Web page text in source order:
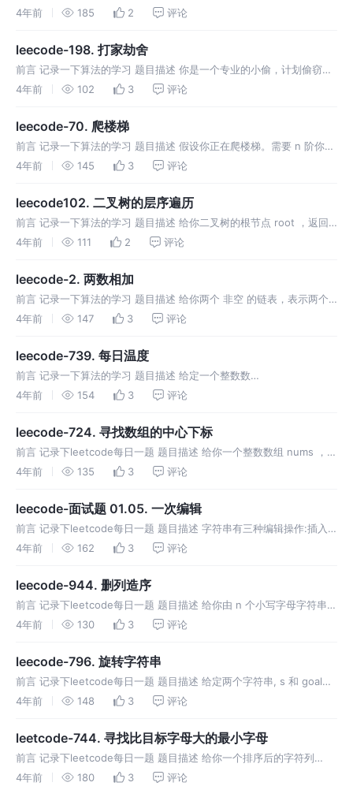
三明治，分别用数字 0 和 1 表示。所有学生站在一个队列里，每个学生
4年前 185 2 评论
leecode-198. 打家劫舍
前言 记录一下算法的学习 题目描述 你是一个专业的小偷，计划偷窃沿
街的房屋。每间房内都藏有一定的现金，影响你偷窃的唯一制约因素就
上被小偷闯
4年前 102 3 评论
leecode-70. 爬楼梯
前言 记录一下算法的学习 题目描述 假设你正在爬楼梯。需要 n 阶你才
能到达楼顶。 每次你可以爬 1 或 2 个台阶。你有多少种不同的方法可
4年前 145 3 评论
leecode102. 二叉树的层序遍历
前言 记录一下算法的学习 题目描述 给你二叉树的根节点 root ，返回
其节点值的 层序遍历 。 （即逐层地，从左到右访问所有节点）。 示例
4年前 111 2 评论
leecode-2. 两数相加
前言 记录一下算法的学习 题目描述 给你两个 非空 的链表，表示两个
非负的整数。它们每位数字都是按照 逆序 的方式存储的，并且每个节
示
4年前 147 3 评论
leecode-739. 每日温度
前言 记录一下算法的学习 题目描述 给定一个整数数
组 temperatures ，表示每天的温度，返回一个数组 answer ，其
4年前 154 3 评论
leecode-724. 寻找数组的中心下标
前言 记录下leetcode每日一题 题目描述 给你一个整数数组 nums ，请
计算数组的 中心下标 。 数组 中心下标 是数组的一个下标，其左侧所
4年前 135 3 评论
leecode-面试题 01.05. 一次编辑
前言 记录下leetcode每日一题 题目描述 字符串有三种编辑操作:插入
一个字符、删除一个字符或者替换一个字符。 给定两个字符串，编写一
4年前 162 3 评论
leecode-944. 删列造序
前言 记录下leetcode每日一题 题目描述 给你由 n 个小写字母字符串组
成的数组 strs，其中每个字符串长度相等。 这些字符串可以每个一
4年前 130 3 评论
leecode-796. 旋转字符串
前言 记录下leetcode每日一题 题目描述 给定两个字符串, s 和 goal。
如果在若干次旋转操作之后，s 能变成 goal ，那么返回 true 。 s 的
4年前 148 3 评论
leetcode-744. 寻找比目标字母大的最小字母
前言 记录下leetcode每日一题 题目描述 给你一个排序后的字符列
表 letters ，列表中只包含小写英文字母。另给出一个目标字
4年前 180 3 评论